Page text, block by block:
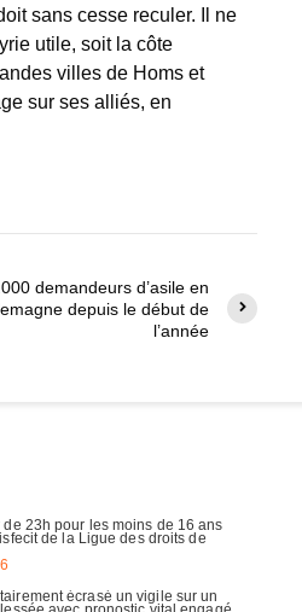
sans cesse reculer. Il ne
utile, soit la côte
villes de Homs et
sur ses alliés, en
demandeurs d’asile en
depuis le début de
l’année